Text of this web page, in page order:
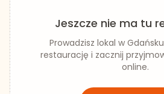
Jeszcze nie ma tu
Prowadzisz lokal w Gdańsku
restaurację i zacznij
online.